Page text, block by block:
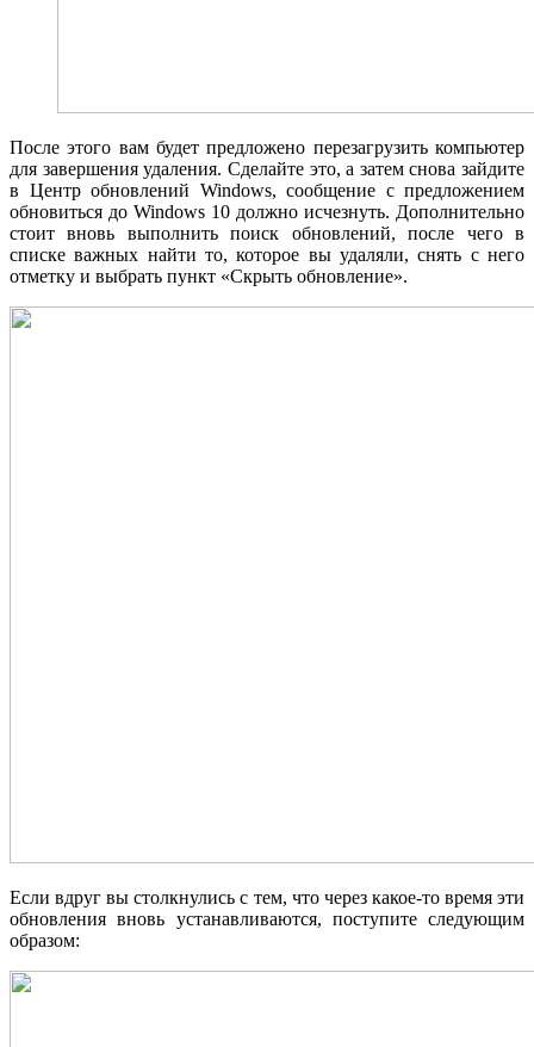
После этого вам будет предложено перезагрузить компьютер
для завершения удаления. Сделайте это, а затем снова зайдите
в Центр обновлений Windows, сообщение с предложением
обновиться до Windows 10 должно исчезнуть. Дополнительно
стоит вновь выполнить поиск обновлений, после чего в
списке важных найти то, которое вы удаляли, снять с него
отметку и выбрать пункт «Скрыть обновление».
Если вдруг вы столкнулись с тем, что через какое-то время эти
обновления вновь устанавливаются, поступите следующим
образом: